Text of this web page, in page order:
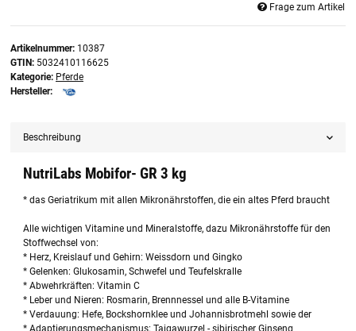
Frage zum Artikel
Artikelnummer: 10387
GTIN: 5032410116625
Kategorie: Pferde
Hersteller:
Beschreibung
NutriLabs Mobifor- GR 3 kg
* das Geriatrikum mit allen Mikronährstoffen, die ein altes Pferd braucht
Alle wichtigen Vitamine und Mineralstoffe, dazu Mikronährstoffe für den
Stoffwechsel von:
* Herz, Kreislauf und Gehirn: Weissdorn und Gingko
* Gelenken: Glukosamin, Schwefel und Teufelskralle
* Abwehrkräften: Vitamin C
* Leber und Nieren: Rosmarin, Brennnessel und alle B-Vitamine
* Verdauung: Hefe, Bockshornklee und Johannisbrotmehl sowie der
* Adaptierungsmechanismus: Taigawurzel - sibirischer Ginseng